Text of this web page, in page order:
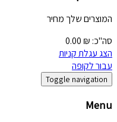
המוצרים שלך מחיר
סה"כ:
0.00 ₪
הצג עגלת קניות
עבור לקופה
Toggle navigation
Menu